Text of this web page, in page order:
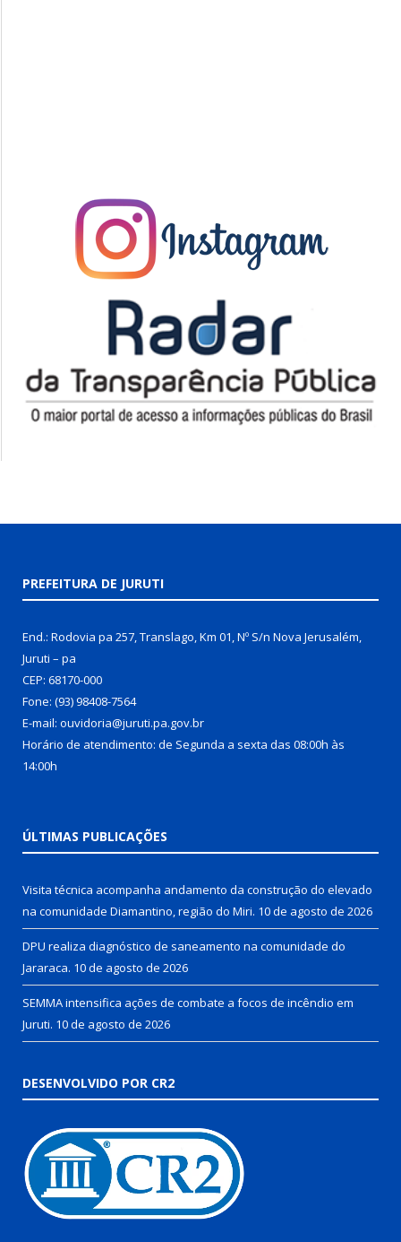
PREFEITURA DE JURUTI
End.: Rodovia pa 257, Translago, Km 01, Nº S/n Nova Jerusalém,
Juruti – pa
CEP: 68170-000
Fone: (93) 98408-7564
E-mail: ouvidoria@juruti.pa.gov.br
Horário de atendimento: de Segunda a sexta das 08:00h às
14:00h
ÚLTIMAS PUBLICAÇÕES
Visita técnica acompanha andamento da construção do elevado
na comunidade Diamantino, região do Miri. 10 de agosto de 2026
DPU realiza diagnóstico de saneamento na comunidade do
Jararaca. 10 de agosto de 2026
SEMMA intensifica ações de combate a focos de incêndio em
Juruti. 10 de agosto de 2026
DESENVOLVIDO POR CR2